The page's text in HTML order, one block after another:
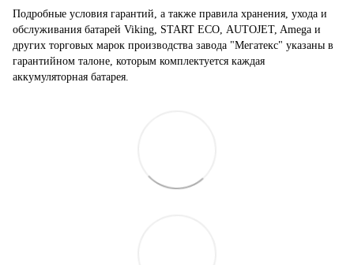
Подробные условия гарантий, а также правила хранения, ухода и
обслуживания батарей Viking, START ECO, AUTOJET, Amega и
других торговых марок производства завода "Мегатекс" указаны в
гарантийном талоне, которым комплектуется каждая
аккумуляторная батарея.